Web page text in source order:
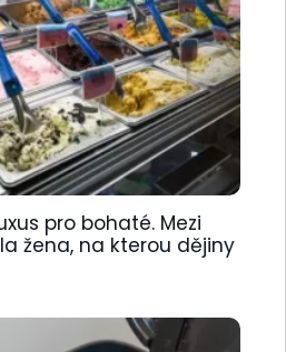
pro bohaté. Mezi
žena, na kterou dějiny